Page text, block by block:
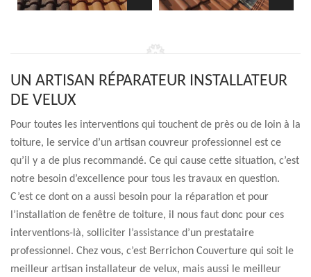
UN ARTISAN RÉPARATEUR INSTALLATEUR
DE VELUX
Pour toutes les interventions qui touchent de près ou de loin à la
toiture, le service d’un artisan couvreur professionnel est ce
qu’il y a de plus recommandé. Ce qui cause cette situation, c’est
notre besoin d’excellence pour tous les travaux en question.
C’est ce dont on a aussi besoin pour la réparation et pour
l’installation de fenêtre de toiture, il nous faut donc pour ces
interventions-là, solliciter l’assistance d’un prestataire
professionnel. Chez vous, c’est Berrichon Couverture qui soit le
meilleur artisan installateur de velux, mais aussi le meilleur